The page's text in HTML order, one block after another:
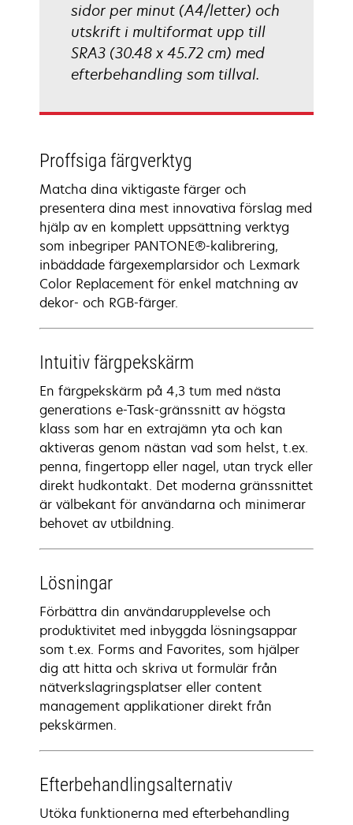
sidor per minut (A4/letter) och
utskrift i multiformat upp till
SRA3 (30.48 x 45.72 cm) med
efterbehandling som tillval.
Proffsiga färgverktyg
Matcha dina viktigaste färger och
presentera dina mest innovativa förslag med
hjälp av en komplett uppsättning verktyg
som inbegriper PANTONE®-kalibrering,
inbäddade färgexemplarsidor och Lexmark
Color Replacement för enkel matchning av
dekor- och RGB-färger.
Intuitiv färgpekskärm
En färgpekskärm på 4,3 tum med nästa
generations e-Task-gränssnitt av högsta
klass som har en extrajämn yta och kan
aktiveras genom nästan vad som helst, t.ex.
penna, fingertopp eller nagel, utan tryck eller
direkt hudkontakt. Det moderna gränssnittet
är välbekant för användarna och minimerar
behovet av utbildning.
Lösningar
Förbättra din användarupplevelse och
produktivitet med inbyggda lösningsappar
som t.ex. Forms and Favorites, som hjälper
dig att hitta och skriva ut formulär från
nätverkslagringsplatser eller content
management applikationer direkt från
pekskärmen.
Efterbehandlingsalternativ
Utöka funktionerna med efterbehandling